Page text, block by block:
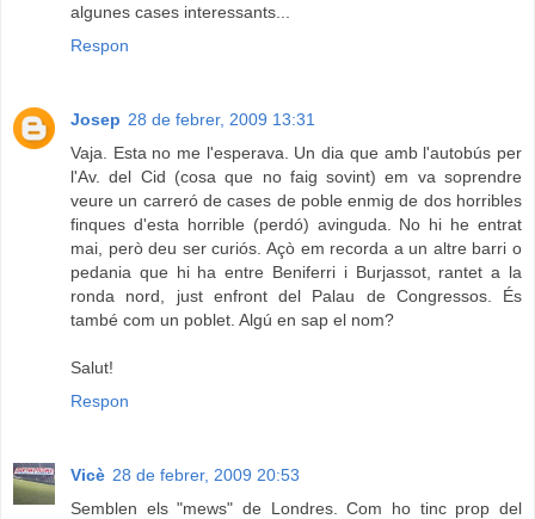
algunes cases interessants...
Respon
Josep 28 de febrer, 2009 13:31
Vaja. Esta no me l'esperava. Un dia que amb l'autobús per
l'Av. del Cid (cosa que no faig sovint) em va soprendre
veure un carreró de cases de poble enmig de dos horribles
finques d'esta horrible (perdó) avinguda. No hi he entrat
mai, però deu ser curiós. Açò em recorda a un altre barri o
pedania que hi ha entre Beniferri i Burjassot, rantet a la
ronda nord, just enfront del Palau de Congressos. És
també com un poblet. Algú en sap el nom?
Salut!
Respon
Vicè 28 de febrer, 2009 20:53
Semblen els "mews" de Londres. Com ho tinc prop del